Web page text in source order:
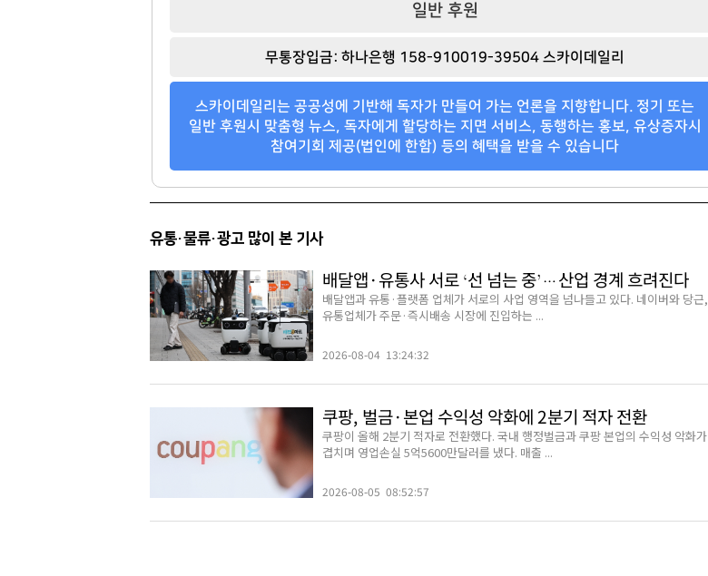
일반 후원
무통장입금: 하나은행 158-910019-39504 스카이데일리
스카이데일리는 공공성에 기반해 독자가 만들어 가는 언론을 지향합니다. 정기 또는
일반 후원시 맞춤형 뉴스, 독자에게 할당하는 지면 서비스, 동행하는 홍보, 유상증자시
참여기회 제공(법인에 한함) 등의 혜택을 받을 수 있습니다
유통·물류·광고 많이 본 기사
배달앱·유통사 서로 ‘선 넘는 중’…산업 경계 흐려진다
배달앱과 유통·플랫폼 업체가 서로의 사업 영역을 넘나들고 있다. 네이버와 당근,
유통업체가 주문·즉시배송 시장에 진입하는 ...
2026-08-04 13:24:32
쿠팡, 벌금·본업 수익성 악화에 2분기 적자 전환
쿠팡이 올해 2분기 적자로 전환했다. 국내 행정벌금과 쿠팡 본업의 수익성 악화가
겹치며 영업손실 5억5600만달러를 냈다. 매출 ...
2026-08-05 08:52:57